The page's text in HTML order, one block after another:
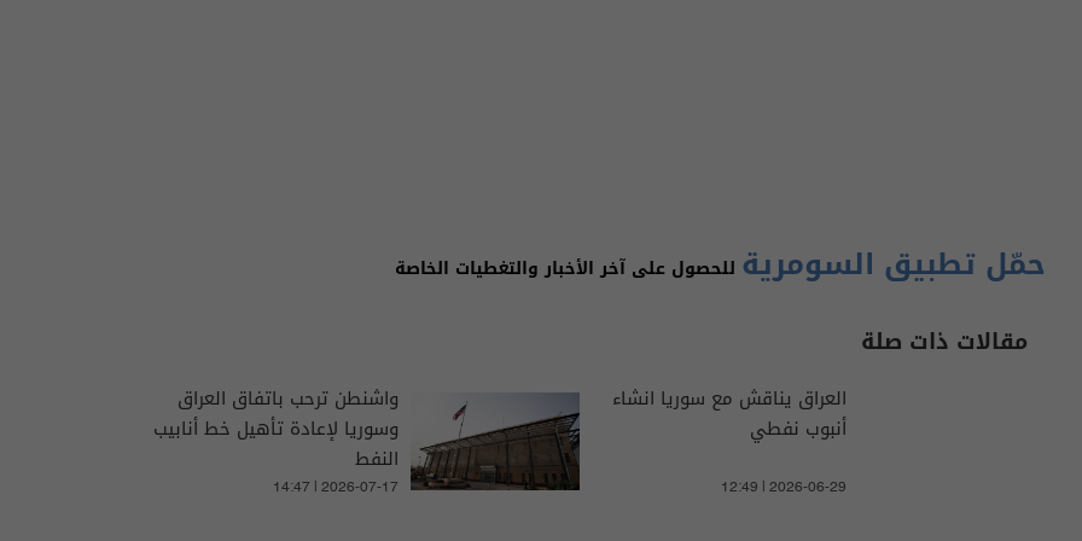
حمّل تطبيق السومرية للحصول على آخر الأخبار والتغطيات الخاصة
مقالات ذات صلة
العراق يناقش مع سوريا انشاء
أنبوب نفطي
12:49 | 2026-06-29
واشنطن ترحب باتفاق العراق
وسوريا لإعادة تأهيل خط أنابيب
النفط
14:47 | 2026-07-17